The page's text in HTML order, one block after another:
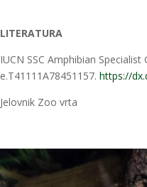
LITERATURA
IUCN SSC Amphibian
e.T41111A78451157.https://
Jelovnik Zoo vrta